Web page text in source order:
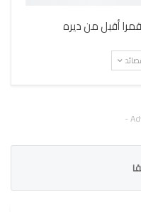
أقبل من ديره
-